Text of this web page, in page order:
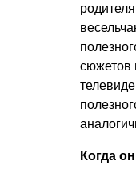
сюжетов
Когда